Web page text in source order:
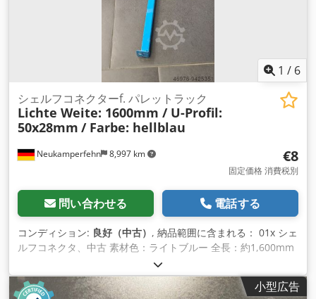
1 / 6
Neukamperfehn 8,997 km
シェルフコネクターf. パレットラック
Lichte Weite: 1600mm / U-Profil:
50x28mm / Farbe: hellblau
€8
固定価格 消費税別
問い合わせる 電話する
コンディション: 良好（中古） , 納品範囲に含まれる： 01x シェ
ルフコネクタ、中古 素材色：ライトブルー 全長：約1,600mm
プロファイル寸法：U 50 x 28 mm Cjdpfek Uyriex Ammorf 穴
の数：2個 穴の直径：約11mm 重量／本体：約1.800kg 記事に
関する一般的な情報です： この記事は、コレクションとしての
小型広告